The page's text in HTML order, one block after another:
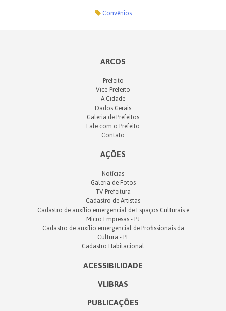
Convênios
ARCOS
Prefeito
Vice-Prefeito
A Cidade
Dados Gerais
Galeria de Prefeitos
Fale com o Prefeito
Contato
AÇÕES
Notícias
Galeria de Fotos
TV Prefeitura
Cadastro de Artistas
Cadastro de auxílio emergencial de Espaços Culturais e
Micro Empresas - PJ
Cadastro de auxílio emergencial de Profissionais da
Cultura - PF
Cadastro Habitacional
ACESSIBILIDADE
VLIBRAS
PUBLICAÇÕES